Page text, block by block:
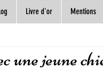
Livre d'or Mentions
une jeune